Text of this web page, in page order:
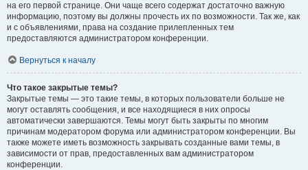
на его первой странице. Они чаще всего содержат достаточно важную
информацию, поэтому вы должны прочесть их по возможности. Так же, как
и с объявлениями, права на создание прилепленных тем
предоставляются администратором конференции.
Вернуться к началу
Что такое закрытые темы?
Закрытые темы — это такие темы, в которых пользователи больше не
могут оставлять сообщения, и все находящиеся в них опросы
автоматически завершаются. Темы могут быть закрыты по многим
причинам модератором форума или администратором конференции. Вы
также можете иметь возможность закрывать созданные вами темы, в
зависимости от прав, предоставленных вам администратором
конференции.